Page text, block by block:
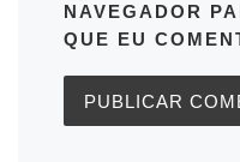
NAVEGADOR
QUE EU